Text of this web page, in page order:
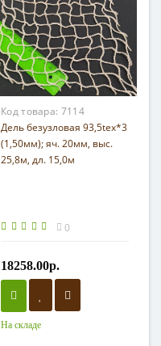
Код товара: 7114
Дель безузловая 93,5tex*3
(1,50мм); яч. 20мм, выс.
25,8м, дл. 15,0м
0
18258.00р.
На складе